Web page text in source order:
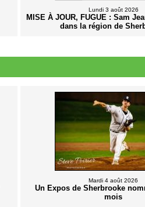
Lundi 3 août 2026
MISE À JOUR, FUGUE : Sam
dans la région de
Mardi 4 août 2026
Un Expos de Sherbrooke
mois